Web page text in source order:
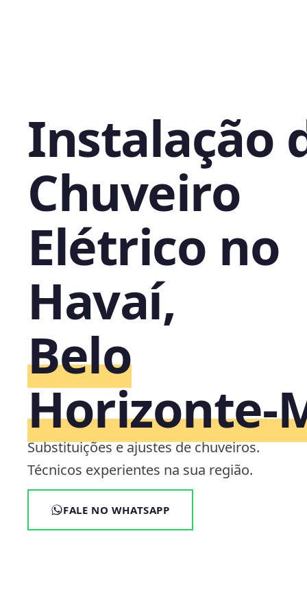
Instalação
Chuveiro
Elétrico no
Havaí,
Belo
Substituições e ajustes de chuveiros.
Técnicos experientes na sua região.
FALE NO WHATSAPP